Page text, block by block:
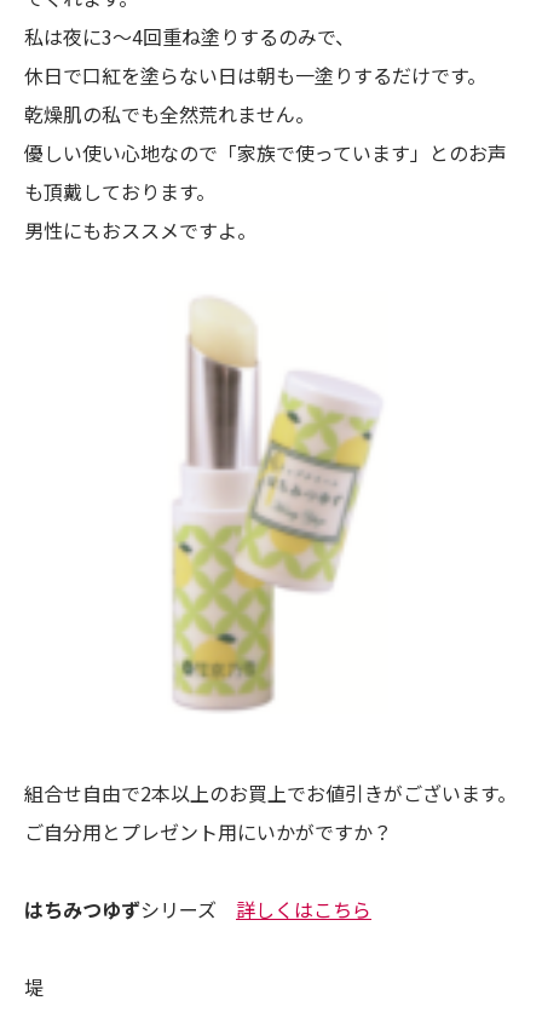
私は夜に3～4回重ね塗りするのみで、
休日で口紅を塗らない日は朝も一塗りするだけです。
乾燥肌の私でも全然荒れません。
優しい使い心地なので「家族で使っています」とのお声
も頂戴しております。
男性にもおススメですよ。
組合せ自由で2本以上のお買上でお値引きがございます。
ご自分用とプレゼント用にいかがですか？
はちみつゆずシリーズ 詳しくはこちら
堤